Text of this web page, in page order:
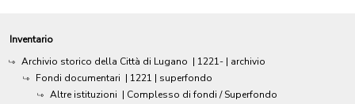
Inventario
Archivio storico della Città di Lugano | 1221- | archivio
Fondi documentari | 1221 | superfondo
Altre istituzioni | Complesso di fondi / Superfondo